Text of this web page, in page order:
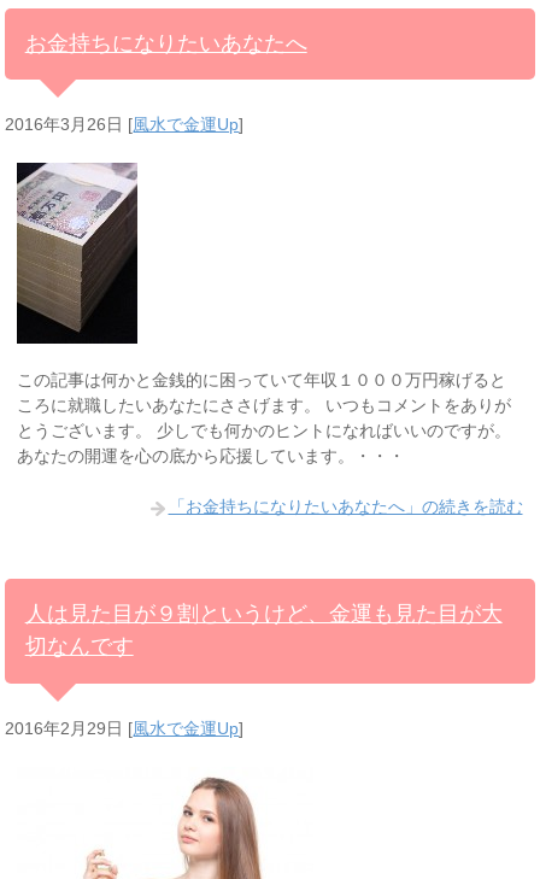
お金持ちになりたいあなたへ
2016年3月26日 [風水で金運Up]
この記事は何かと金銭的に困っていて年収１０００万円稼げると
ころに就職したいあなたにささげます。 いつもコメントをありが
とうございます。 少しでも何かのヒントになればいいのですが。
あなたの開運を心の底から応援しています。・・・
「お金持ちになりたいあなたへ」の続きを読む
人は見た目が９割というけど、金運も見た目が大
切なんです
2016年2月29日 [風水で金運Up]